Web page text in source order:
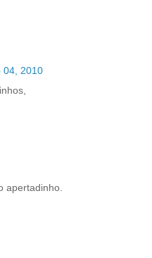
04, 2010
apertadinho.